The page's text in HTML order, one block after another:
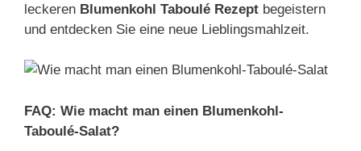
leckeren Blumenkohl Taboulé Rezept begeistern
und entdecken Sie eine neue Lieblingsmahlzeit.
FAQ: Wie macht man einen Blumenkohl-
Taboulé-Salat?